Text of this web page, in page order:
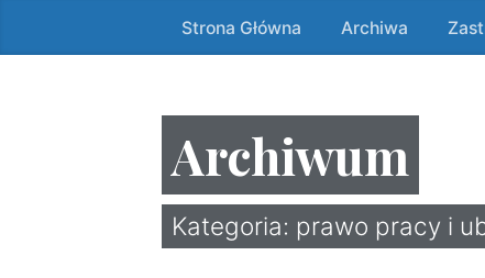
do
Strona Główna Archiwa
Archiwum
Kategoria: prawo pracy i